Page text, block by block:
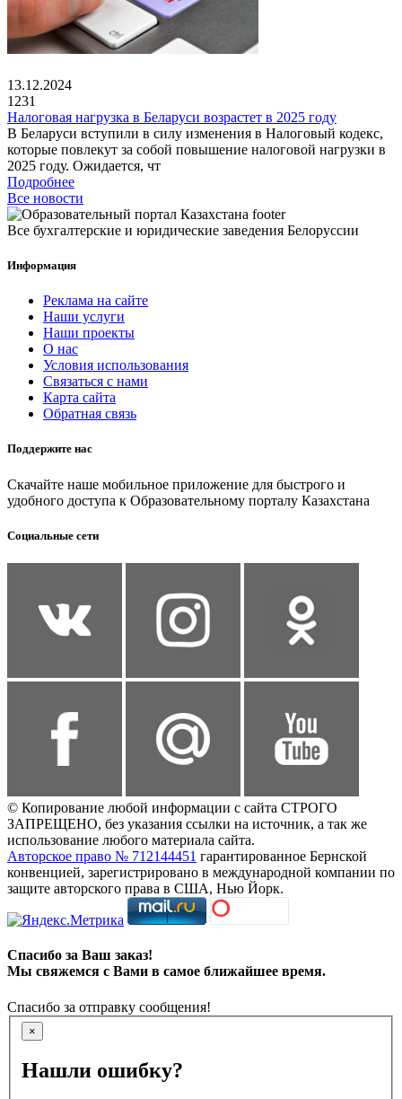
13.12.2024
1231
Налоговая нагрузка в Беларуси возрастет в 2025 году
В Беларуси вступили в силу изменения в Налоговый кодекс,
которые повлекут за собой повышение налоговой нагрузки в
2025 году. Ожидается, чт
Подробнее
Все новости
Все бухгалтерские и юридические заведения Белоруссии
Информация
Реклама на сайте
Наши услуги
Наши проекты
О нас
Условия использования
Связаться с нами
Карта сайта
Обратная связь
Поддержите нас
Скачайте наше мобильное приложение для быстрого и
удобного доступа к Образовательному порталу Казахстана
Социальные сети
© Копирование любой информации с сайта СТРОГО
ЗАПРЕЩЕНО, без указания ссылки на источник, а так же
использование любого материала сайта.
Авторское право № 712144451 гарантированное Бернской
конвенцией, зарегистрировано в международной компании по
защите авторского права в США, Нью Йорк.
Спасибо за Ваш заказ!
Мы свяжемся с Вами в самое ближайшее время.
Спасибо за отправку сообщения!
×
Нашли ошибку?